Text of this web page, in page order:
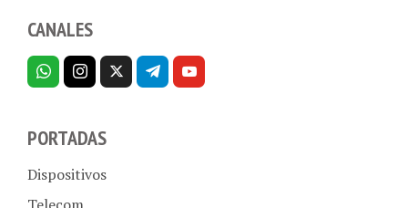
CANALES
PORTADAS
Dispositivos
Telecom